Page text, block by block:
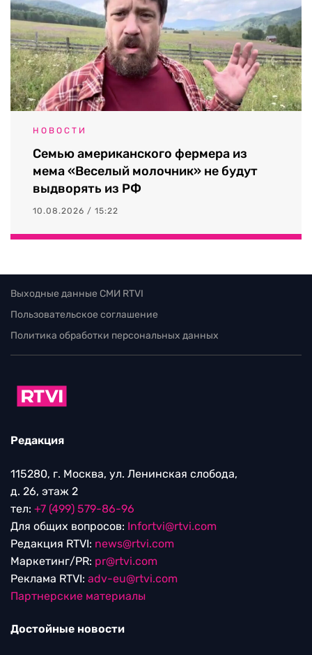
НОВОСТИ
Семью американского фермера из
мема «Веселый молочник» не будут
выдворять из РФ
10.08.2026 / 15:22
Выходные данные СМИ RTVI
Пользовательское соглашение
Политика обработки персональных данных
Редакция
115280, г. Москва, ул. Ленинская слобода,
д. 26, этаж 2
тел: +7 (499) 579-86-96
Для общих вопросов: Infortvi@rtvi.com
Редакция RTVI: news@rtvi.com
Маркетинг/PR: pr@rtvi.com
Реклама RTVI: adv-eu@rtvi.com
Партнерские материалы
Достойные новости